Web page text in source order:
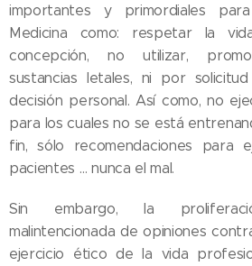
importantes y primordiales
Medicina como: respetar la
concepción, no utilizar,
sustancias letales, ni por
decisión personal. Así como, no
para los cuales no se está
fin, sólo recomendaciones para
pacientes … nunca el mal.
Sin embargo, la
malintencionada de opiniones
ejercicio ético de la vida